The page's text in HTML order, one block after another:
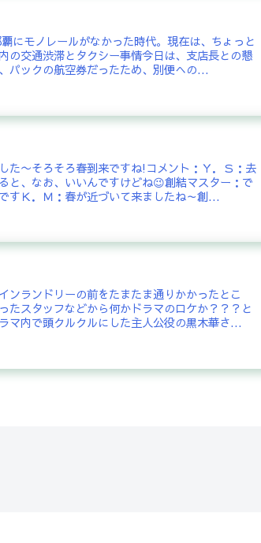
にモノレールがなかった時代。現在は、ちょっと
の交通渋滞とタクシー事情今日は、支店長との懇
パックの航空券だったため、別便への...
た〜そろそろ春到来ですね!コメント：Ｙ．Ｓ：去
と、なお、いいんですけどね😉創結マスター：で
すＫ．Ｍ：春が近づいて来ましたね～創...
ンランドリーの前をたまたま通りかかったとこ
たスタッフなどから何かドラマのロケか？？？と
マ内で頭クルクルにした主人公役の黒木華さ...